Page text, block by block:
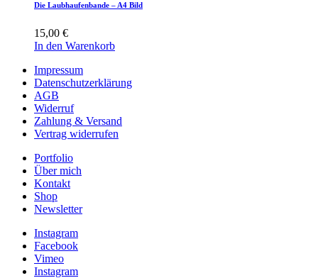
Die Laubhaufenbande – A4 Bild
15,00 €
In den Warenkorb
Impressum
Datenschutzerklärung
AGB
Widerruf
Zahlung & Versand
Vertrag widerrufen
Portfolio
Über mich
Kontakt
Shop
Newsletter
Instagram
Facebook
Vimeo
Instagram